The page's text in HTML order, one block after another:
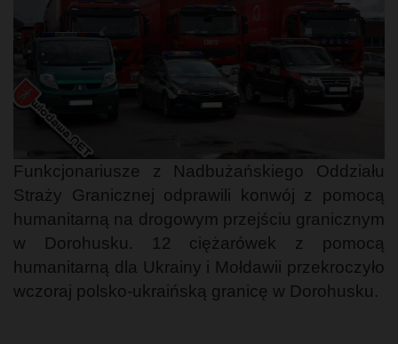
Funkcjonariusze z Nadbużańskiego Oddziału
Straży Granicznej odprawili konwój z pomocą
humanitarną na drogowym przejściu granicznym
w Dorohusku. 12 ciężarówek z pomocą
humanitarną dla Ukrainy i Mołdawii przekroczyło
wczoraj polsko-ukraińską granicę w Dorohusku.